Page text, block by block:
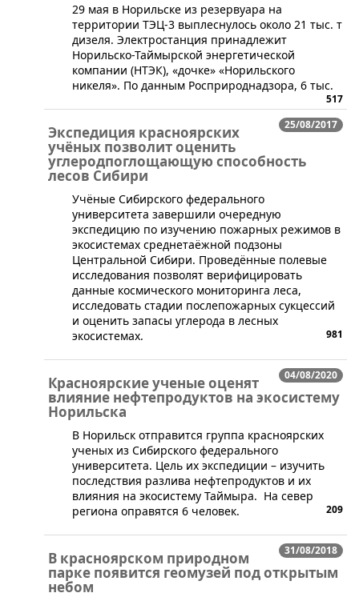
​29 мая в Норильске из резервуара на
территории ТЭЦ-3 выплеснулось около 21 тыс. т
дизеля. Электростанция принадлежит
Норильско-Таймырской энергетической
компании (НТЭК), «дочке» «Норильского
никеля». По данным Росприроднадзора, 6 тыс.
517
25/08/2017
Экспедиция красноярских
учёных позволит оценить
углеродпоглощающую способность
лесов Сибири
​Учёные Сибирского федерального
университета завершили очередную
экспедицию по изучению пожарных режимов в
экосистемах среднетаёжной подзоны
Центральной Сибири. Проведённые полевые
исследования позволят верифицировать
данные космического мониторинга леса,
исследовать стадии послепожарных сукцессий
и оценить запасы углерода в лесных
экосистемах.
981
04/08/2020
Красноярские ученые оценят
влияние нефтепродуктов на экосистему
Норильска
​В Норильск отправится группа красноярских
ученых из Сибирского федерального
университета. Цель их экспедиции – изучить
последствия разлива нефтепродуктов и их
влияния на экосистему Таймыра. На север
региона оправятся 6 человек.
209
31/08/2018
В красноярском природном
парке появится геомузей под открытым
небом